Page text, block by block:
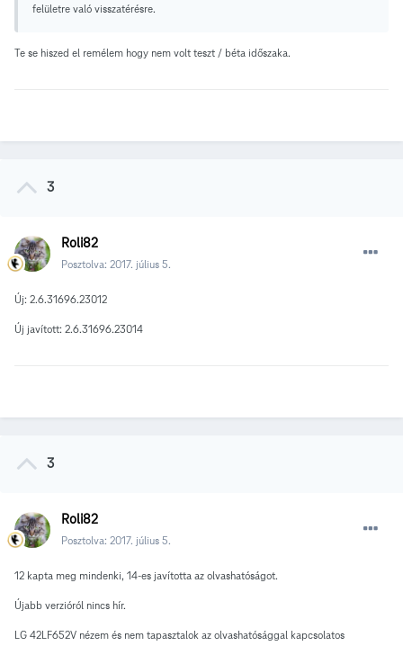
felületre való visszatérésre.
Te se hiszed el remélem hogy nem volt teszt / béta időszaka.
3
Roli82
Posztolva: 2017. július 5.
Új: 2.6.31696.23012
Új javított: 2.6.31696.23014
3
Roli82
Posztolva: 2017. július 5.
12 kapta meg mindenki, 14-es javította az olvashatóságot.
Újabb verzióról nincs hír.
LG 42LF652V nézem és nem tapasztalok az olvashatósággal kapcsolatos